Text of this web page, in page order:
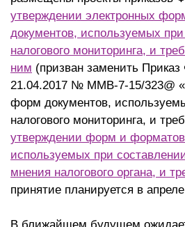
утверждении электронных
документов, используемых
налогового мониторинга, и
ним (призван заменить
21.04.2017 № ММВ-7-15/323@
форм документов,
налогового мониторинга, и
утверждении форм и форматов
используемых при
мнения налогового органа, и
принятие планируется в апреле